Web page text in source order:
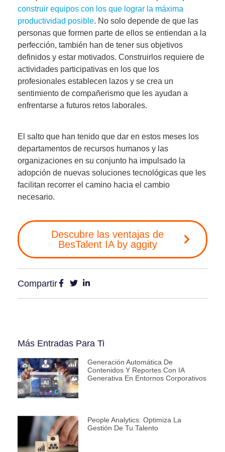
construir equipos con los que lograr la máxima
productividad posible. No solo depende de que las
personas que formen parte de ellos se entiendan a la
perfección, también han de tener sus objetivos
definidos y estar motivados. Construirlos requiere de
actividades participativas en los que los
profesionales establecen lazos y se crea un
sentimiento de compañerismo que les ayudan a
enfrentarse a futuros retos laborales.
El salto que han tenido que dar en estos meses los
departamentos de recursos humanos y las
organizaciones en su conjunto ha impulsado la
adopción de nuevas soluciones tecnológicas que les
facilitan recorrer el camino hacia el cambio
necesario.
Descubre las ventajas de
BesTalent IA by aggity
Compartir
Más Entradas Para Ti
Generación Automática De
Contenidos Y Reportes Con IA
Generativa En Entornos Corporativos
People Analytics: Optimiza La
Gestión De Tu Talento